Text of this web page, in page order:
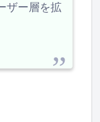
ザー層を拡